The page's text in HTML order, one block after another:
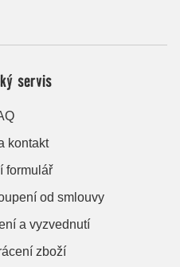
servis
kontakt
formulář
od smlouvy
a vyzvednutí
zboží